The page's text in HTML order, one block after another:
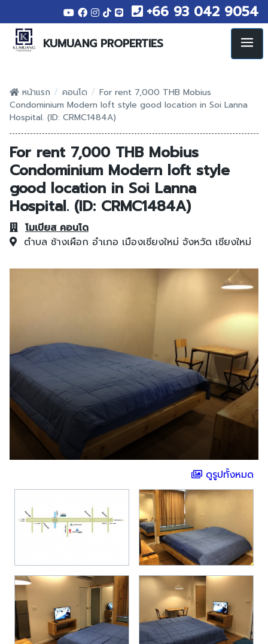
+66 93 042 9054
KUMUANG PROPERTIES
หน้าแรก / คอนโด / For rent 7,000 THB Mobius
Condominium Modern loft style good location in Soi Lanna
Hospital. (ID: CRMC1484A)
For rent 7,000 THB Mobius
Condominium Modern loft style
good location in Soi Lanna
Hospital. (ID: CRMC1484A)
โมเบียส คอนโด
ตำบล ช้างเผือก อำเภอ เมืองเชียงใหม่ จังหวัด เชียงใหม่
ดูรูปทั้งหมด